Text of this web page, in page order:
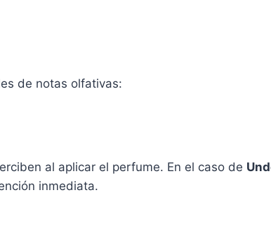
de notas olfativas:
al aplicar el perfume. En el caso de
inmediata.